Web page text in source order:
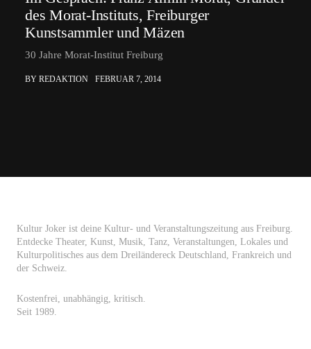
des Morat-Instituts, Freiburger
Kunstsammler und Mäzen
30 Jahre Morat-Institut Freiburg
BY REDAKTION FEBRUAR 7, 2014
Kultur Joker ist deine Kultur- und Veranstaltungszeitung aus Freiburg.
Entdecke Theater, Kunst, Musik, Tanz, Veranstaltungen, Lokales und
Kulturpolitisches aus dem Dreiländereck Deutschland, Frankreich und
der Schweiz.
Kostenfrei, unabhängig, kritisch.
Seit 1989.